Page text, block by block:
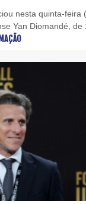
nesta quinta-feira
Yan Diomandé, de